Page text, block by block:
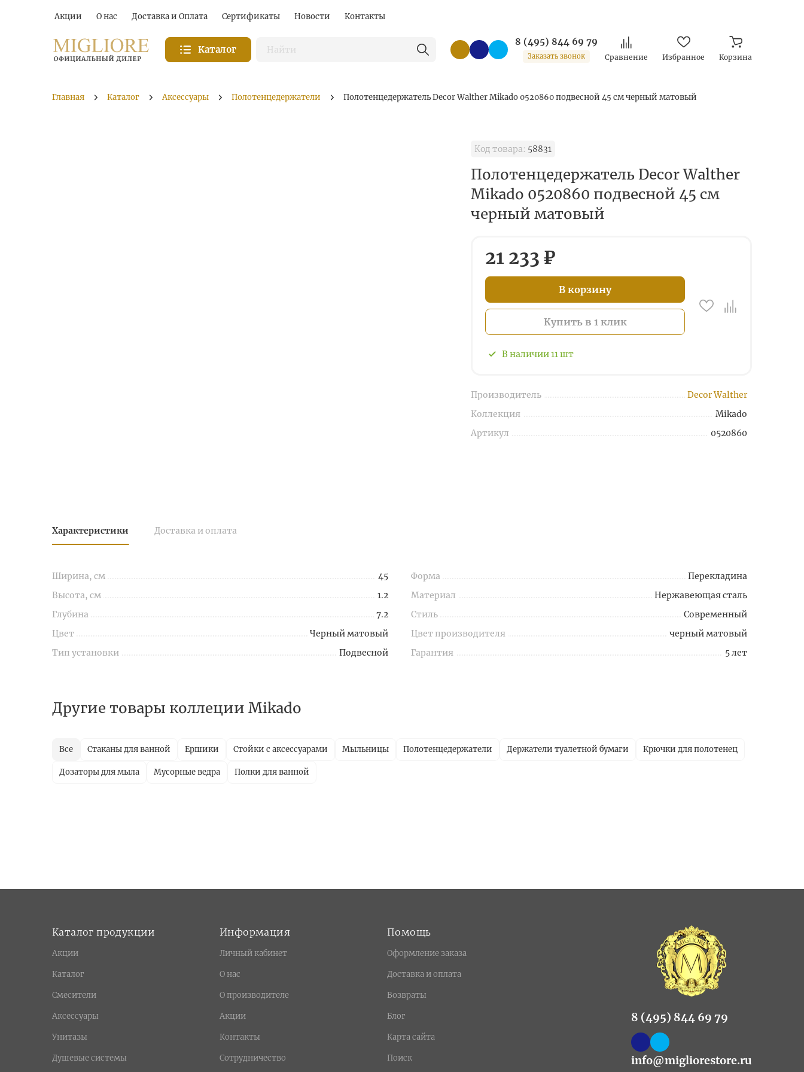
Акции О нас Доставка и Оплата Сертификаты Новости Контакты
Каталог
8 (495) 844 69 79
Заказать звонок Сравнение Избранное Корзина
Главная Каталог Аксессуары Полотенцедержатели Полотенцедержатель Decor Walther Mikado 0520860 подвесной 45 см черный матовый
Код товара: 58831
Полотенцедержатель Decor Walther
Mikado 0520860 подвесной 45 см
черный матовый
21 233 ₽
В корзину
Купить в 1 клик
В наличии11шт
Производитель
Decor Walther
Коллекция
Mikado
Артикул
0520860
Характеристики Доставка и оплата
Ширина, см
45
Высота, см
1.2
Глубина
7.2
Цвет
Черный матовый
Тип установки
Подвесной
Форма
Перекладина
Материал
Нержавеющая сталь
Стиль
Современный
Цвет производителя
черный матовый
Гарантия
5 лет
Другие товары коллеции Mikado
Все Стаканы для ванной Ершики Стойки с аксессуарами Мыльницы Полотенцедержатели Держатели туалетной бумаги Крючки для полотенец
Дозаторы для мыла Мусорные ведра Полки для ванной
Каталог продукции
Акции
Каталог
Смесители
Аксессуары
Унитазы
Душевые системы
Информация
Личный кабинет
О нас
О производителе
Акции
Контакты
Сотрудничество
Помощь
Оформление заказа
Доставка и оплата
Возвраты
Блог
Карта сайта
Поиск
8 (495) 844 69 79
info@migliorestore.ru